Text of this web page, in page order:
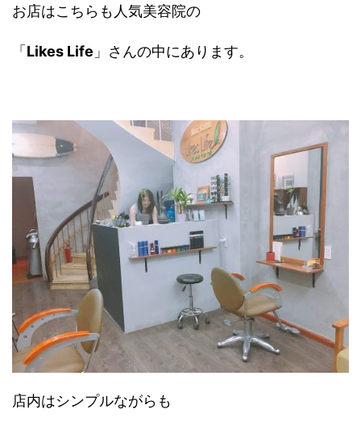
お店はこちらも人気美容院の
「Likes Life 」さんの中にあります。
店内はシンプルながらも